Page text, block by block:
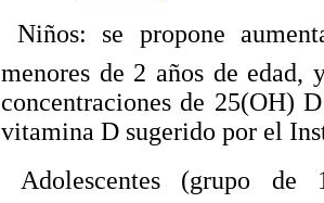
 Niños: se propone
menores de 2 años de
concentraciones de 25(OH)
vitamina D sugerido por el
 Adolescentes (grupo